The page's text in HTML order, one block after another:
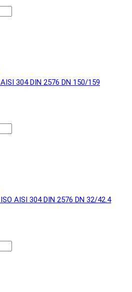
304 DIN 2576 DN 150/159
AISI 304 DIN 2576 DN 32/42.4